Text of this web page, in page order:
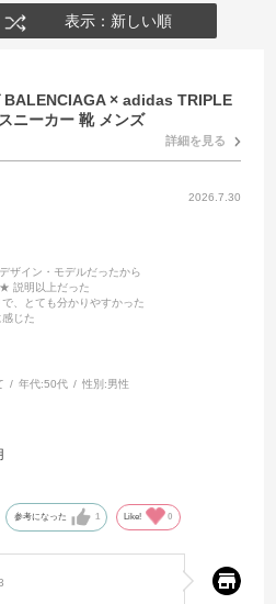
表示：新しい順
BALENCIAGA × adidas TRIPLE
ニーカー 靴 メンズ
詳細を見る
2026.7.30
ザイン・モデルだったから
明以上だった
とても分かりやすかった
じた
年代:50代 性別:男性
参考になった 1 Like! 0